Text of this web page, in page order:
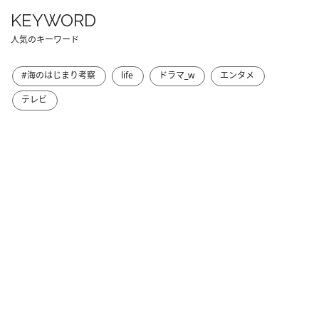
KEYWORD
人気のキーワード
#海のはじまり考察 life ドラマ_w
エンタメ
テレビ